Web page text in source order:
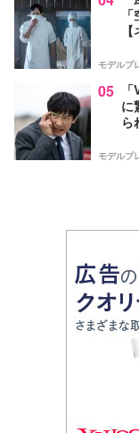
モデルプ
05
に
ら
モデルプ